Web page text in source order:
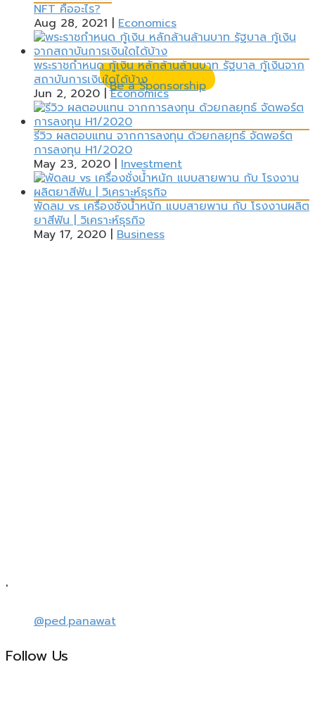
Jampay (แจมเพย์) คลังบทความออนไลน์ ที่นำเสนอมุมมอง แนวคิด เนื้อหาสาระ ที่เป็นประโยชน์ เรื่อง หุ้น, การ
ตลาด, เศรษฐกิจ, การลงทุน, เศรษฐศาสตร์, ธุรกิจ, ผู้บริโภค, ผู้ประกอบการ, Stocks, Marketing, SMEs,
Entrepreneurship, Ecomonics, Economy, Investing, Investment, Consumer, Customer, Digital
Marketing
Be a Sponsorship
NFT คืออะไร?
Aug 28, 2021 | Economics
พระราชกำหนด กู้เงิน หลักล้านล้านบาท รัฐบาล กู้เงินจาก
สถาบันการเงินใดได้บ้าง
Jun 2, 2020 |Economics
รีวิว ผลตอบแทน จากการลงทุน ด้วยกลยุทธ์ จัดพอร์ต
การลงทุน H1/2020
May 23, 2020 | Investment
พัดลม vs เครื่องชั่งน้ำหนัก แบบสายพาน กับ โรงงานผลิต
ยาสีฟัน | วิเคราะห์ธุรกิจ
May 17, 2020 | Business
'
@ped.panawat
Follow Us